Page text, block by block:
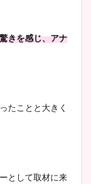
きを感じ、アナ
たことと大きく
として取材に来